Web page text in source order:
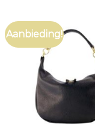
Aanbieding!